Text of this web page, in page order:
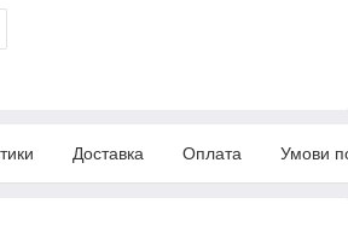
Доставка Оплата Умови